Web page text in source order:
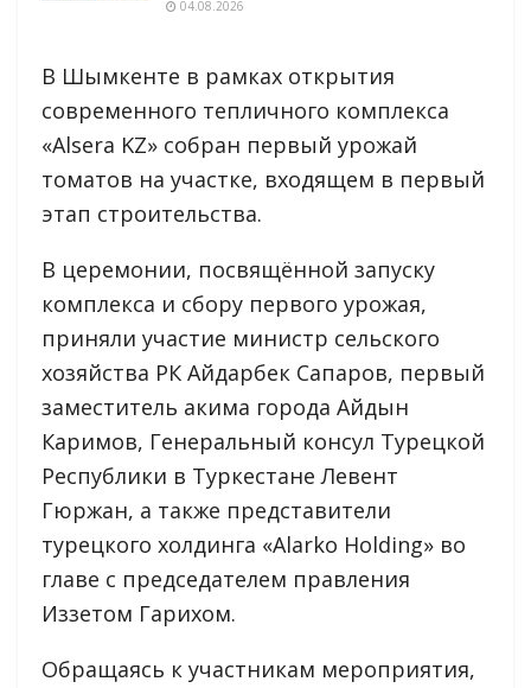
04.08.2026
В Шымкенте в рамках открытия
современного тепличного комплекса
«Alsera KZ» собран первый урожай
томатов на участке, входящем в первый
этап строительства.
В церемонии, посвящённой запуску
комплекса и сбору первого урожая,
приняли участие министр сельского
хозяйства РК Айдарбек Сапаров, первый
заместитель акима города Айдын
Каримов, Генеральный консул Турецкой
Республики в Туркестане Левент
Гюржан, а также представители
турецкого холдинга «Alarko Holding» во
главе с председателем правления
Иззетом Гарихом.
Обращаясь к участникам мероприятия,